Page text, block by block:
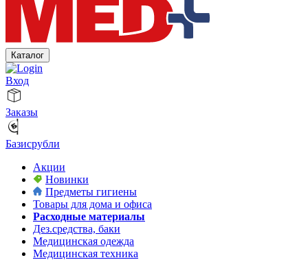
Каталог
Вход
Заказы
Базисрубли
Акции
Новинки
Предметы гигиены
Товары для дома и офиса
Расходные материалы
Дез.средства, баки
Медицинская одежда
Медицинская техника